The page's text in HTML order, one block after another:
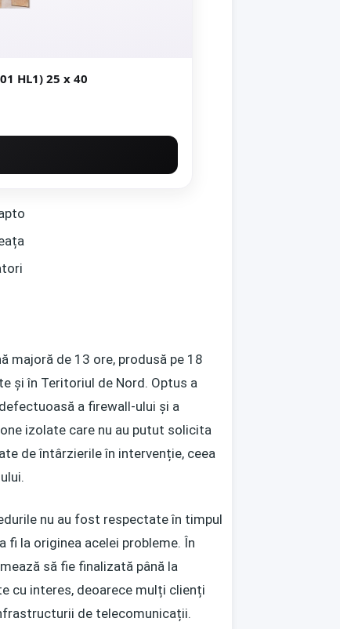
Faianta decorativa Lorca Multi (1101 HL1) 25 x 40
majoră de 13 ore, produsă pe 18
și în Teritoriul de Nord. Optus a
a firewall-ului și a
izolate care nu au putut solicita
de întârzierile în intervenție, ceea
nu au fost respectate în timpul
fi la originea acelei probleme. În
să fie finalizată până la
cu interes, deoarece mulți clienți
de telecomunicații.